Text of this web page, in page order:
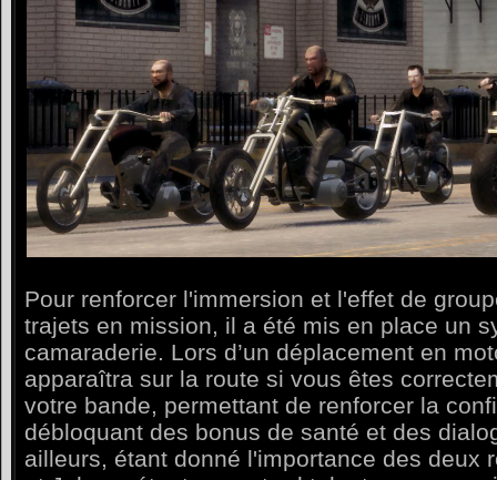
Pour renforcer l'immersion et l'effet de
trajets en mission, il a été mis en place un
camaraderie. Lors d’un déplacement en
apparaîtra sur la route si vous êtes
votre bande, permettant de renforcer la
débloquant des bonus de santé et des
ailleurs, étant donné l'importance des deux